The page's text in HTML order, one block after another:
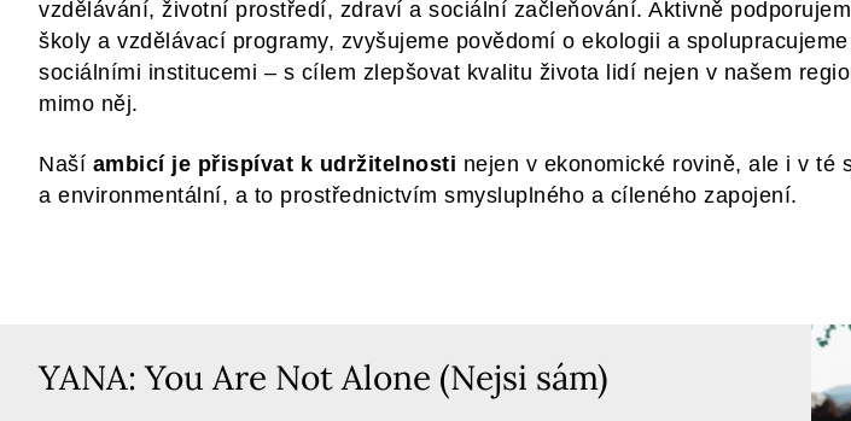
vzdělávání, životní prostředí, zdraví a sociální začleňování. Aktivně
školy a vzdělávací programy, zvyšujeme povědomí o ekologii a
sociálními institucemi – s cílem zlepšovat kvalitu života lidí nejen v našem
mimo něj.
Naší ambicí je přispívat k udržitelnosti nejen v ekonomické rovině, ale i v té
a environmentální, a to prostřednictvím smysluplného a cíleného zapojení.
YANA: You Are Not Alone (Nejsi sám)